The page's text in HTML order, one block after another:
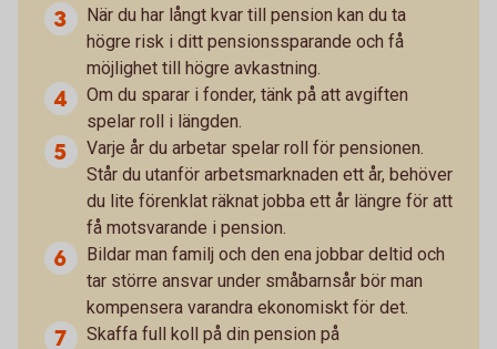
När du har långt kvar till pension kan du ta
högre risk i ditt pensionssparande och få
möjlighet till högre avkastning.
Om du sparar i fonder, tänk på att avgiften
spelar roll i längden.
Varje år du arbetar spelar roll för pensionen.
Står du utanför arbetsmarknaden ett år, behöver
du lite förenklat räknat jobba ett år längre för att
få motsvarande i pension.
Bildar man familj och den ena jobbar deltid och
tar större ansvar under småbarnsår bör man
kompensera varandra ekonomiskt för det.
Skaffa full koll på din pension på